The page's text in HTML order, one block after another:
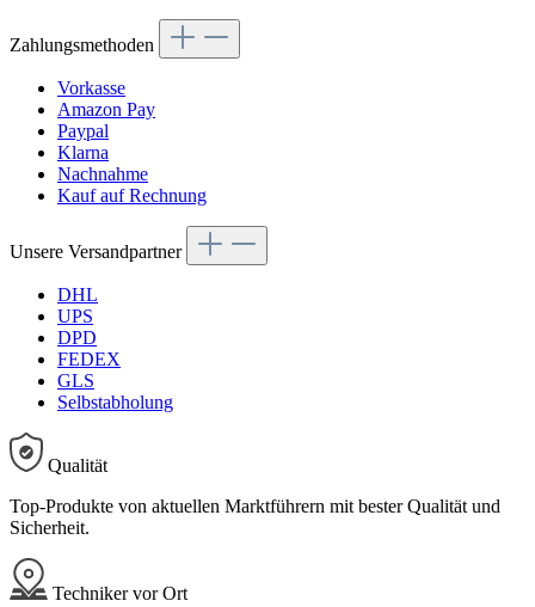
Zahlungsmethoden
Vorkasse
Amazon Pay
Paypal
Klarna
Nachnahme
Kauf auf Rechnung
Unsere Versandpartner
DHL
UPS
DPD
FEDEX
GLS
Selbstabholung
Qualität
Top-Produkte von aktuellen Marktführern mit bester Qualität und
Sicherheit.
Techniker vor Ort